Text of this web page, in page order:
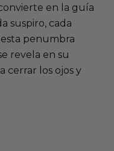
en la guía
suspiro, cada
penumbra
revela en su
cerrar los ojos y